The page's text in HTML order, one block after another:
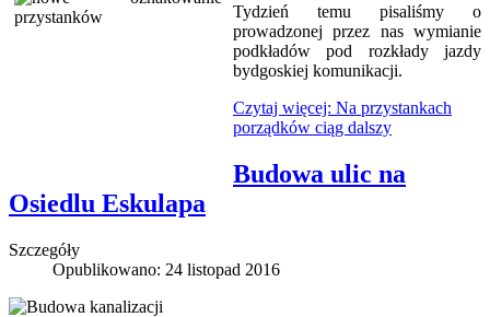
Tydzień temu pisaliśmy o
prowadzonej przez nas wymianie
podkładów pod rozkłady jazdy
bydgoskiej komunikacji.
Czytaj więcej: Na przystankach
porządków ciąg dalszy
Budowa ulic na
Osiedlu Eskulapa
Szczegóły
Opublikowano: 24 listopad 2016